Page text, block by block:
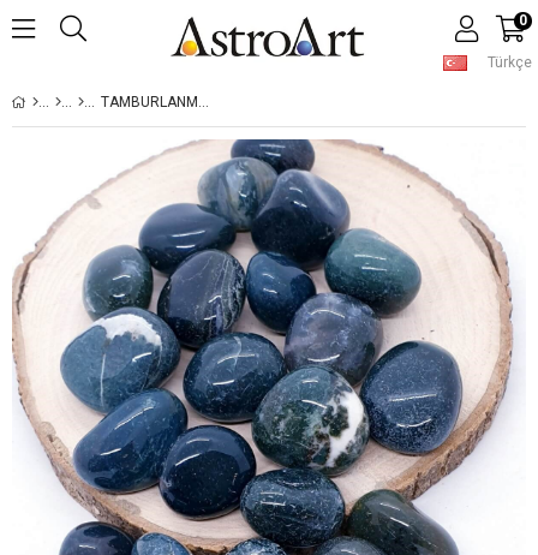
Türkçe
0
TAMBURLANMIŞ KRISTAL IZGARALAR İÇIN YOSUN AKIK